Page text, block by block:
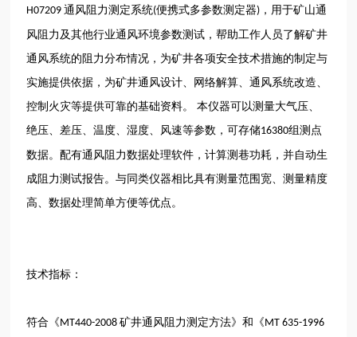
H07209通风阻力测定系统(便携式多参数测定器) ，用于矿山通
风阻力及其他行业通风环境参数测试，帮助工作人员了解矿井
通风系统的阻力分布情况，为矿井各项安全技术措施的制定与
实施提供依据，为矿井通风设计、网络解算、通风系统改造、
控制火灾等提供可靠的基础资料。
本仪器可以测量大气压、
绝压、差压、温度、湿度、风速等参数，可存储16380组测点
数据。配有通风阻力数据处理软件，计算测巷功耗，并自动生
成阻力测试报告。与同类仪器相比具有测量范围宽、测量精度
高、数据处理简单方便等优点。
技术指标：
符合《 MT440-2008矿井通风阻力测定方法》和《 MT 635-1996